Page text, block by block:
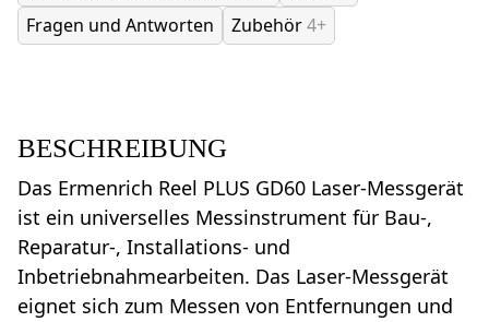
Fragen und Antworten
Zubehör4+
BESCHREIBUNG
Das Ermenrich Reel PLUS GD60 Laser-Messgerät
ist ein universelles Messinstrument für Bau-,
Reparatur-, Installations- und
Inbetriebnahmearbeiten. Das Laser-Messgerät
eignet sich zum Messen von Entfernungen und